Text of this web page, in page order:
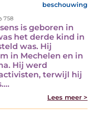
beschouwing
758
is geboren in
het derde kind in
was. Hij
in Mechelen en in
Hij werd
terwijl hij
Lees meer >